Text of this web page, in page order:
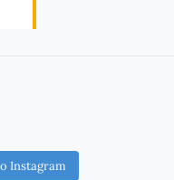
Instagram